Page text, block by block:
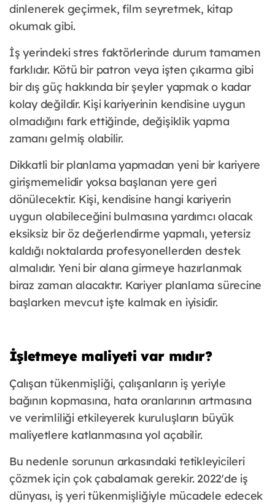
dinlenerek geçirmek, film seyretmek, kitap
okumak gibi.
İş yerindeki stres faktörlerinde durum tamamen
farklıdır. Kötü bir patron veya işten çıkarma gibi
bir dış güç hakkında bir şeyler yapmak o kadar
kolay değildir. Kişi kariyerinin kendisine uygun
olmadığını fark ettiğinde, değişiklik yapma
zamanı gelmiş olabilir.
Dikkatli bir planlama yapmadan yeni bir kariyere
girişmemelidir yoksa başlanan yere geri
dönülecektir. Kişi, kendisine hangi kariyerin
uygun olabileceğini bulmasına yardımcı olacak
eksiksiz bir öz değerlendirme yapmalı, yetersiz
kaldığı noktalarda profesyonellerden destek
almalıdır. Yeni bir alana girmeye hazırlanmak
biraz zaman alacaktır. Kariyer planlama sürecine
başlarken mevcut işte kalmak en iyisidir.
İşletmeye maliyeti var mıdır?
Çalışan tükenmişliği, çalışanların iş yeriyle
bağının kopmasına, hata oranlarının artmasına
ve verimliliği etkileyerek kuruluşların büyük
maliyetlere katlanmasına yol açabilir.
Bu nedenle sorunun arkasındaki tetikleyicileri
çözmek için çok çabalamak gerekir. 2022'de iş
dünyası, iş yeri tükenmişliğiyle mücadele edecek